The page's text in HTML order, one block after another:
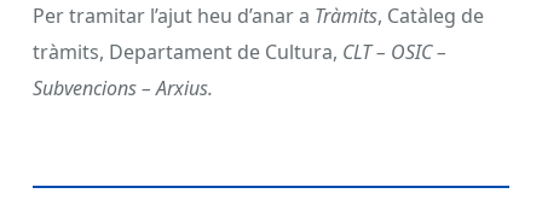
Per tramitar l’ajut heu d’anar a Tràmits, Catàleg de
tràmits, Departament de Cultura, CLT – OSIC –
Subvencions – Arxius.